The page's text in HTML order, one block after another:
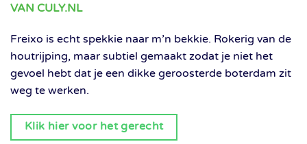
VAN CULY.NL
Freixo is echt spekkie naar m’n bekkie. Rokerig van de
houtrijping, maar subtiel gemaakt zodat je niet het
gevoel hebt dat je een dikke geroosterde boterdam zit
weg te werken.
Klik hier voor het gerecht